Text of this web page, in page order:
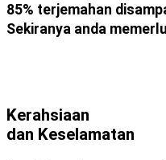
85% terjemahan
Sekiranya anda
Kerahsiaan
dan Keselamatan